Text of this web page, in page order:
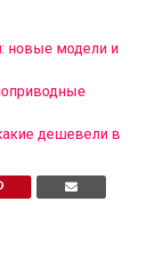
новые модели и
дешевели в